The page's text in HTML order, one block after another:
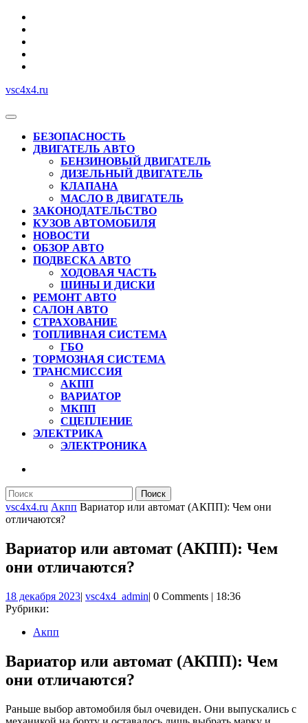
Перейти
содержимому
vsc4x4.ru
Кнопка
ОткрытьБЕЗОПАСНОСТЬ
ДВИГАТЕЛЬ АВТО
БЕНЗИНОВЫЙ ДВИГАТЕЛЬ
ДИЗЕЛЬНЫЙ ДВИГАТЕЛЬ
КЛАПАНА
МАСЛО В ДВИГАТЕЛЬ
ЗАКОНОДАТЕЛЬСТВО
КУЗОВ АВТОМОБИЛЯ
НОВОСТИ
ОБЗОР АВТО
ПОДВЕСКА АВТО
ХОДОВАЯ ЧАСТЬ
ШИНЫ И ДИСКИ
РЕМОНТ АВТО
САЛОН АВТО
СТРАХОВАНИЕ
ТОПЛИВНАЯ СИСТЕМА
ГБО
ТОРМОЗНАЯ СИСТЕМА
ТРАНСМИССИЯ
АКПП
ВАРИАТОР
МКПП
СЦЕПЛЕНИЕ
ЭЛЕКТРИКА
ЭЛЕКТРОНИКА
КНОПКА
Найти:
vsc4x4.ru Акпп Вариатор или автомат (АКПП): Чем они
отличаются?
Вариатор или автомат (АКПП): Чем
они отличаются?
18 декабря 202318
| vsc4x4_adminvsc4x4_admin
| 0 Comments | 18:36
Рубрики:
Акпп
Вариатор или автомат (АКПП): Чем
они отличаются?
Раньше выбор автомобиля был очевиден. Они выпускались с